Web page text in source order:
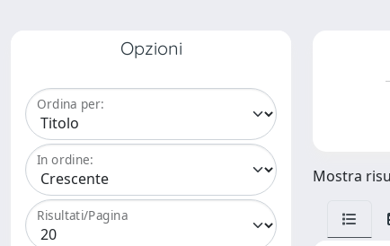
Opzioni
Ordina per:
In ordine:
Risultati/Pagina
Mostra